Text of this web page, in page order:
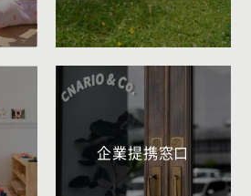
企業提携窓口